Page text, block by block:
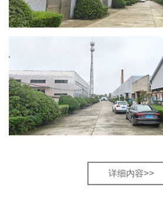
详细内容>>